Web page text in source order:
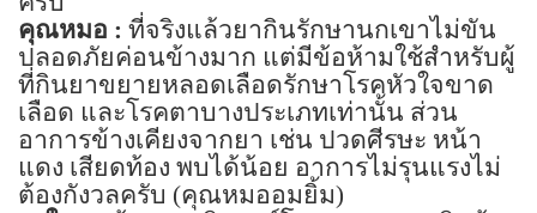
คุณหมอ : ที่จริงแล้วยากินรักษานกเขาไม่ขัน
ปลอดภัยค่อนข้างมาก แต่มีข้อห้ามใช้สำหรับผู้
ที่กินยาขยายหลอดเลือดรักษาโรคหัวใจขาด
เลือด และโรคตาบางประเภทเท่านั้น ส่วน
อาการข้างเคียงจากยา เช่น ปวดศีรษะ หน้า
แดง เสียดท้อง พบได้น้อย อาการไม่รุนแรงไม่
ต้องกังวลครับ (คุณหมออมยิ้ม)